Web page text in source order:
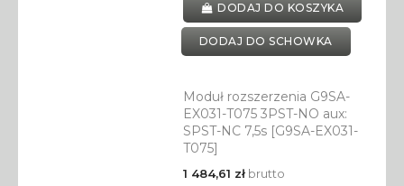
DODAJ DO KOSZYKA
DODAJ DO SCHOWKA
Moduł rozszerzenia G9SA-
EX031-T075 3PST-NO aux:
SPST-NC 7,5s [G9SA-EX031-
T075]
1 484,61 złbrutto